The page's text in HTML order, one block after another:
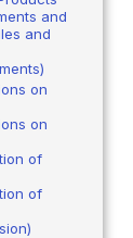
and
and
on
on
of
of